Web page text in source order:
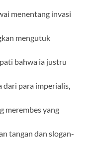
menentang invasi
mengutuk
bahwa ia justru
dari para imperialis,
merembes yang
tangan dan slogan-